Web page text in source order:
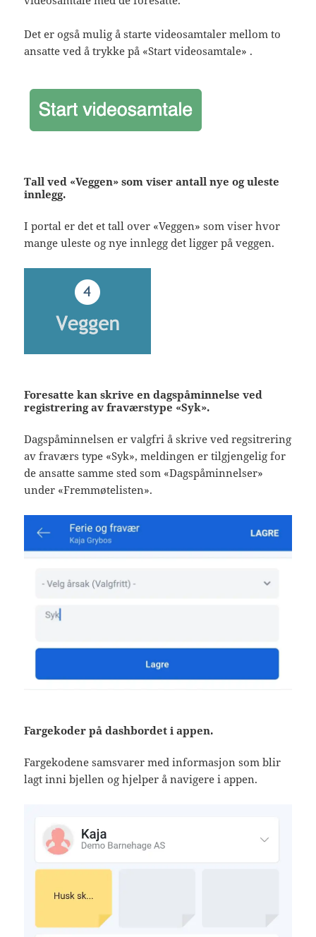
Det er også mulig å starte videosamtaler mellom to
ansatte ved å trykke på «Start videosamtale» .
Tall ved «Veggen» som viser antall nye og uleste
innlegg.
I portal er det et tall over «Veggen» som viser hvor
mange uleste og nye innlegg det ligger på veggen.
Foresatte kan skrive en dagspåminnelse ved
registrering av fraværstype «Syk».
Dagspåminnelsen er valgfri å skrive ved regsitrering
av fraværs type «Syk», meldingen er tilgjengelig for
de ansatte samme sted som «Dagspåminnelser»
under «Fremmøtelisten».
Fargekoder på dashbordet i appen.
Fargekodene samsvarer med informasjon som blir
lagt inni bjellen og hjelper å navigere i appen.